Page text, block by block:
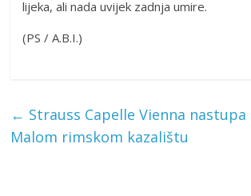
lijeka, ali nada uvijek zadnja umire.
(PS / A.B.I.)
← Strauss Capelle Vienna
Malom rimskom kazalištu